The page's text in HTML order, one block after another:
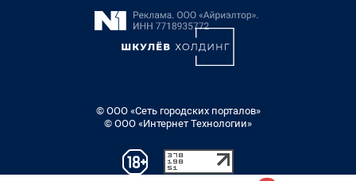
© ООО «Сеть городских порталов»
© ООО «Интернет Технологии»